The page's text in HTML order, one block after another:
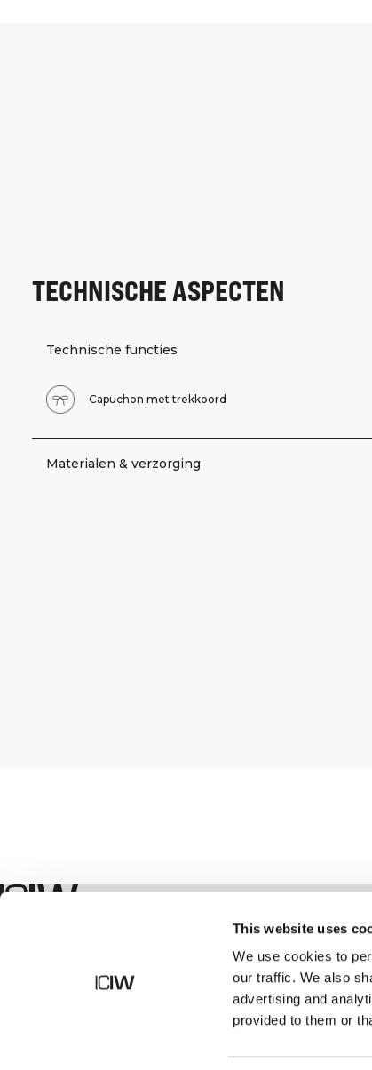
This website uses
We use cookies to
our traffic. We also
advertising and
provided to them or
TECHNISCHE ASPECTEN
Technische functies
Capuchon met trekkoord
Materialen & verzorging